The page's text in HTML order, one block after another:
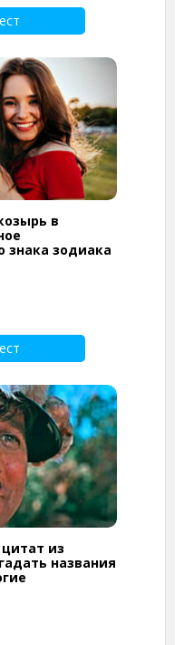
в
знака зодиака
из
названия